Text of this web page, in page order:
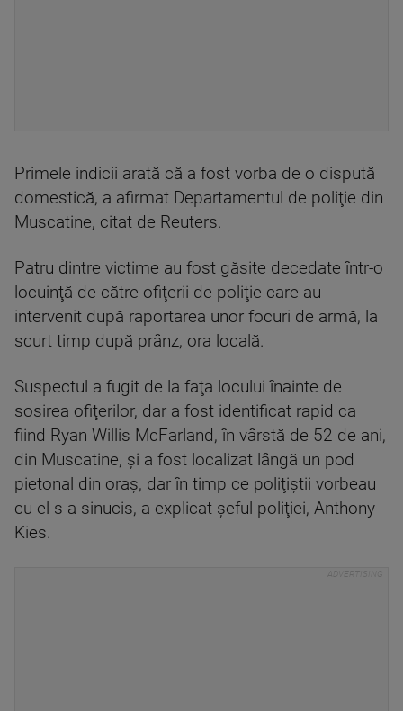
Primele indicii arată că a fost vorba de o dispută
domestică, a afirmat Departamentul de poliţie din
Muscatine, citat de Reuters.
Patru dintre victime au fost găsite decedate într-o
locuinţă de către ofiţerii de poliţie care au
intervenit după raportarea unor focuri de armă, la
scurt timp după prânz, ora locală.
Suspectul a fugit de la faţa locului înainte de
sosirea ofiţerilor, dar a fost identificat rapid ca
fiind Ryan Willis McFarland, în vârstă de 52 de ani,
din Muscatine, şi a fost localizat lângă un pod
pietonal din oraş, dar în timp ce poliţiştii vorbeau
cu el s-a sinucis, a explicat şeful poliţiei, Anthony
Kies.